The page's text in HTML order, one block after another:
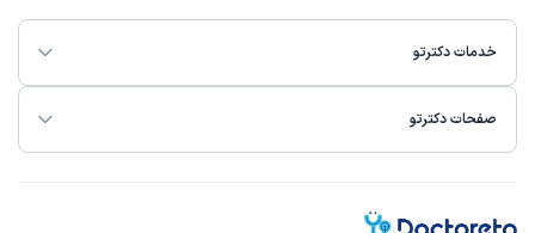
خدمات دکترتو
صفحات دکترتو